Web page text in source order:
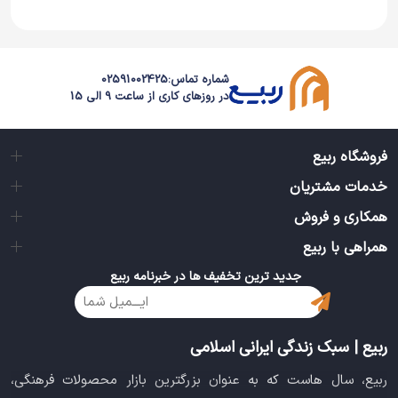
دوام بی‌نظیر: نخ‌های ابریشم به کار رفته در گلدوزی با
شستشو دچار پرزدهی یا تغییر رنگ نمی‌شوند.
پوشش کامل:
ساق‌دست را کاملاً برطرف می‌کند.
ثبات روی سر:
که طرح نگارا روی آن‌ها اجرا می‌شود، ایستایی فوق‌العاده‌ای
به چادر می‌دهد.
شماره تماس:02591002425
در روزهای کاری از ساعت 9 الی 15
فروشگاه ربیع
خدمات مشتریان
همکاری و فروش
همراهی با ربیع
جدید ترین تخفیف ها در خبرنامه ربیع
ربیع | سبک زندگی ایرانی اسلامی
ربیع، سال هاست که به عنوان بزرگترین بازار محصولات فرهنگی،